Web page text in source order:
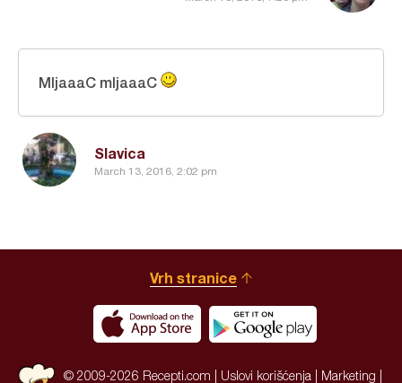
Slavica
March 13, 2016, 2:02 pm
MljaaaC mljaaaC
Vrh stranice
© 2009-2026 Recepti.com | Uslovi korišćenja Marketing